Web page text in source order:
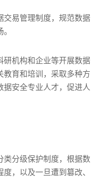
易管理制度，规范数据
机构和企业等开展数据
教育和培训，采取多种方
据安全专业人才，促进人
分级保护制度，根据数
，以及一旦遭到篡改、